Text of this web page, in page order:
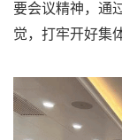
要会议精神，通
觉，打牢开好集